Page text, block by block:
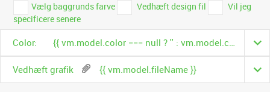
Vælg baggrunds farve
Vedhæft design fil
Vil jeg
specificere senere
Color: {{ vm.model.color === null ? '' : vm.model.color.name }}
Vedhæft grafik {{ vm.model.fileName }}